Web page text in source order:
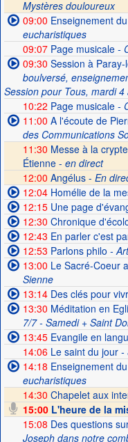
Mystères douloureux
09:00 Enseignement
eucharistiques
09:07Page musicale-
09:30 Session à
boulversé,
Session pour Tous, mardi 4
10:22 Page musicale-
11:00 A l'écoute de
des Communications
11:30 Messe à la
Étienne - en direct
12:00 Angélus - En
12:04Homélie de la
12:15Une page
12:30 Chronique
12:43 En parler c'est
12:53 Parlons philo -
13:00 Le Sacré-Coeur
Sienne
13:14Des clés pour
13:30 Méditation en
7/7 - Samedi + Saint
13:45Evangile en
14:06Le saint du jour-
14:18 Enseignement
eucharistiques
14:30 Chapelet aux
15:00L'heure de la
15:08 Des questions
Joseph dans notre